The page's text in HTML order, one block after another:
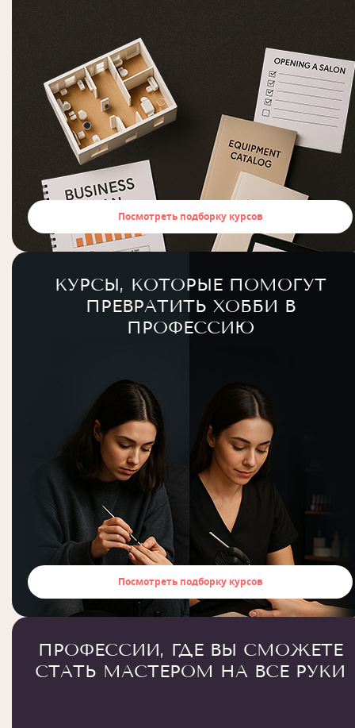
Посмотреть подборку курсов
КУРСЫ, КОТОРЫЕ ПОМОГУТ
ПРЕВРАТИТЬ ХОББИ В
ПРОФЕССИЮ
Посмотреть подборку курсов
ПРОФЕССИИ, ГДЕ ВЫ СМОЖЕТЕ
СТАТЬ МАСТЕРОМ НА ВСЕ РУКИ